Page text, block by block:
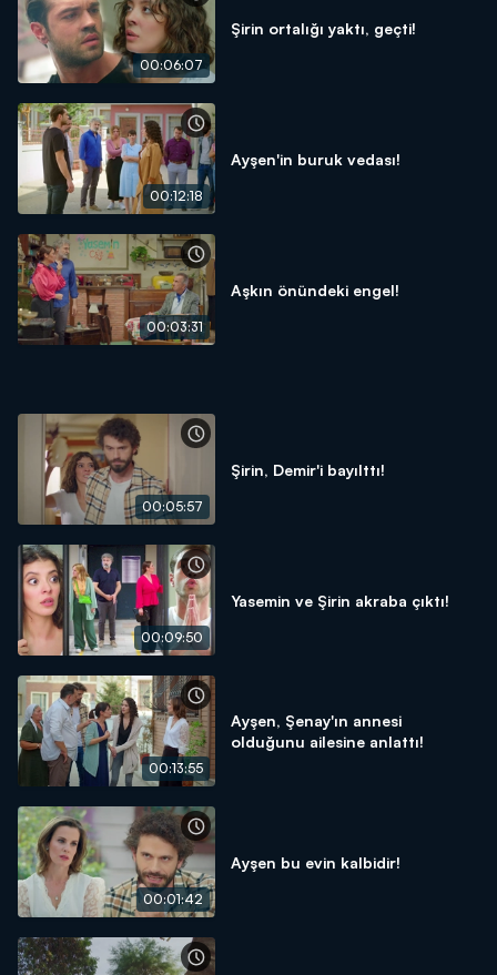
00:06:07
Şirin ortalığı yaktı, geçti!
00:12:18
Ayşen'in buruk vedası!
00:03:31
Aşkın önündeki engel!
00:05:57
Şirin, Demir'i bayılttı!
00:09:50
Yasemin ve Şirin akraba çıktı!
00:13:55
Ayşen, Şenay'ın annesi
olduğunu ailesine anlattı!
00:01:42
Ayşen bu evin kalbidir!